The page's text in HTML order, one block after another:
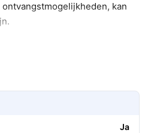
kan
een eigen scherm en
systeem zoekt met
Ja